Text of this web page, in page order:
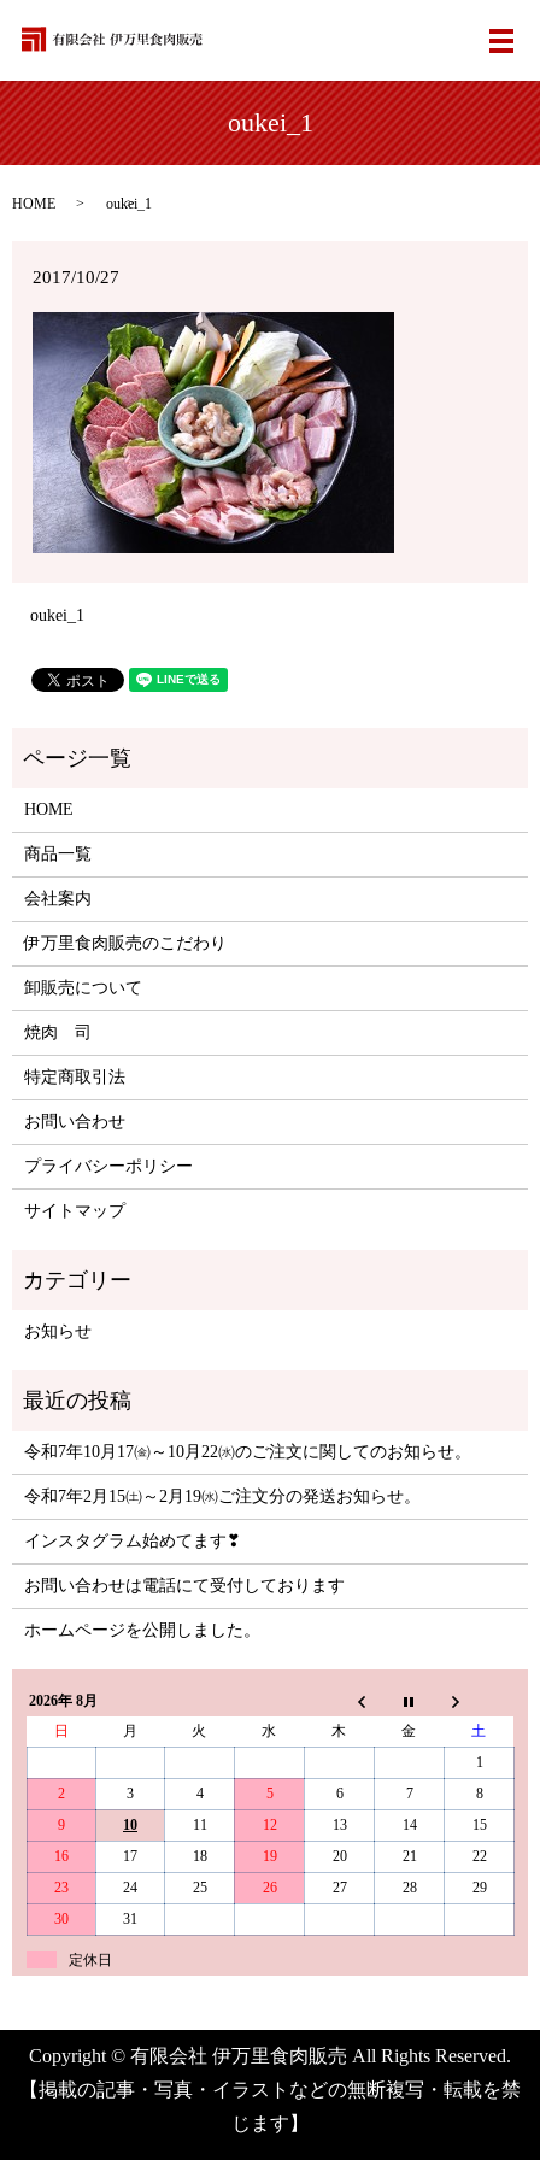
メ
oukei_1
HOME oukei_1
2017/10/27
oukei_1
HOME
商品一覧
会社案内
伊万里食肉販売のこだわり
卸販売について
焼肉 司
特定商取引法
お問い合わせ
プライバシーポリシー
サイトマップ
お知らせ
令和7年10月17㈮～10月22㈬のご注文に関してのお知らせ。
令和7年2月15㈯～2月19㈬ご注文分の発送お知らせ。
インスタグラム始めてます❣
お問い合わせは電話にて受付しております
ホームページを公開しました。
2026年 8月
日
月 火 水 木 金
土
1
2
3 4 5 6 7
8
9
10 11 12 13 14
15
16
17 18 19 20 21
22
23
24 25 26 27 28
29
30
31
定休日
Copyright © 有限会社 伊万里食肉販売 All Rights Reserved.
【掲載の記事・写真・イラストなどの無断複写・転載を禁
じます】